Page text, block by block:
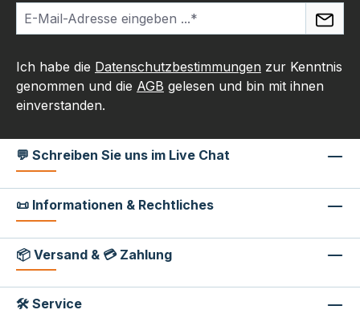
Ich habe die Datenschutzbestimmungen zur Kenntnis
genommen und die AGB gelesen und bin mit ihnen
einverstanden.
💬 Schreiben Sie uns im Live Chat
📜 Informationen & Rechtliches
📦 Versand & 💳 Zahlung
🛠 Service